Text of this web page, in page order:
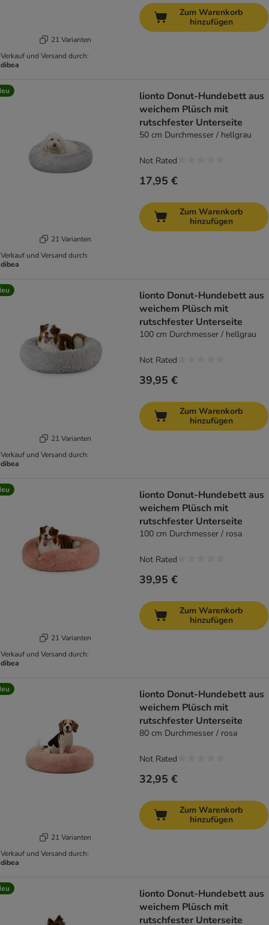
21 Varianten
Verkauf und Versand durch:
dibea
Zum Warenkorb
hinzufügen
21 Varianten
Verkauf und Versand durch:
dibea
lionto Donut-Hundebett aus
weichem Plüsch mit
rutschfester Unterseite
50 cm Durchmesser / hellgrau
17,95 €
Not Rated
Zum Warenkorb
hinzufügen
21 Varianten
Verkauf und Versand durch:
dibea
lionto Donut-Hundebett aus
weichem Plüsch mit
rutschfester Unterseite
100 cm Durchmesser / hellgrau
39,95 €
Not Rated
Zum Warenkorb
hinzufügen
21 Varianten
Verkauf und Versand durch:
dibea
lionto Donut-Hundebett aus
weichem Plüsch mit
rutschfester Unterseite
100 cm Durchmesser / rosa
39,95 €
Not Rated
Zum Warenkorb
hinzufügen
21 Varianten
Verkauf und Versand durch:
dibea
lionto Donut-Hundebett aus
weichem Plüsch mit
rutschfester Unterseite
80 cm Durchmesser / rosa
32,95 €
Not Rated
Zum Warenkorb
hinzufügen
lionto Donut-Hundebett aus
weichem Plüsch mit
rutschfester Unterseite